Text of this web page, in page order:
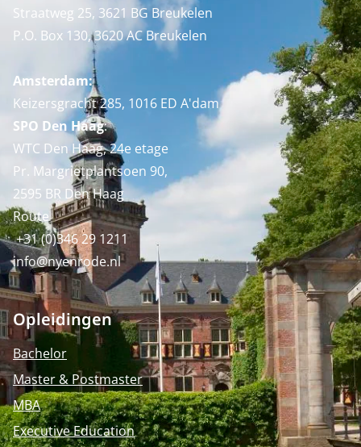
Straatweg 25, 3621 BG Breukelen
P.O. Box 130, 3620 AC Breukelen
Amsterdam:
Keizersgracht 285, 1016 ED A'dam
SPO Den Haag:
WTC Den Haag, 24e etage
Pr. Margrietplantsoen 90,
2595 BR Den Haag
Route
+31 (0)346 29 1211
info@nyenrode.nl
Opleidingen
Bachelor
Master & Postmaster
MBA
Executive Education